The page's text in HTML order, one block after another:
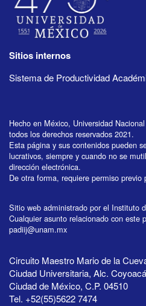
Sitios internos
Sistema de Productividad
Hecho en México, Universidad
todos los derechos reservados 2021.
Esta página y sus contenidos pueden
lucrativos, siempre y cuando no se
dirección electrónica.
De otra forma, requiere permiso
Sitio web administrado por el Instituto
Cualquier asunto relacionado con este
padiij@unam.mx
Circuito Maestro Mario de la
Ciudad Universitaria, Alc.
Ciudad de México, C.P. 04510
Tel. +52(55)5622 7474